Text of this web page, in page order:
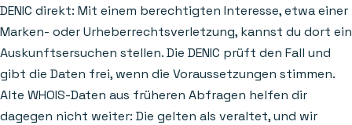
DENIC direkt: Mit einem berechtigten Interesse, etwa einer
Marken- oder Urheberrechtsverletzung, kannst du dort ein
Auskunftsersuchen stellen. Die DENIC prüft den Fall und
gibt die Daten frei, wenn die Voraussetzungen stimmen.
Alte WHOIS-Daten aus früheren Abfragen helfen dir
dagegen nicht weiter: Die gelten als veraltet, und wir